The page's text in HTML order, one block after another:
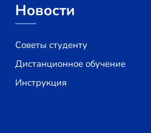
Новости
Советы студенту
Дистанционное обучение
Инструкция